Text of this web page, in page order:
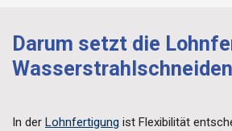
Darum setzt die
In der Lohnfertigung ist Flexibilität